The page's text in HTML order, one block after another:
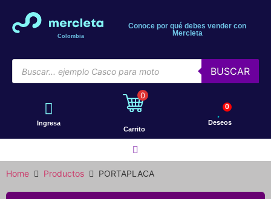
Colombia
Conoce por qué debes vender con
Mercleta
BUSCAR
Ingresa
0
Carrito
Deseos
0
Home Productos PORTAPLACA